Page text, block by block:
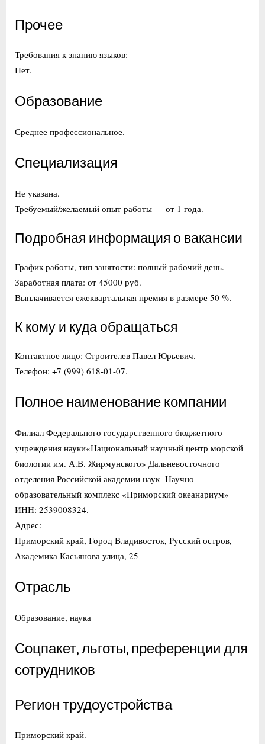
Прочее
Требования к знанию языков:
Нет.
Образование
Среднее профессиональное.
Специализация
Не указана.
Требуемый/желаемый опыт работы — от 1 года.
Подробная информация о вакансии
График работы, тип занятости: полный рабочий день.
Заработная плата: от 45000 руб.
Выплачивается ежеквартальная премия в размере 50 %.
К кому и куда обращаться
Контактное лицо: Строителев Павел Юрьевич.
Телефон: +7 (999) 618-01-07.
Полное наименование компании
Филиал Федерального государственного бюджетного
учреждения науки«Национальный научный центр морской
биологии им. А.В. Жирмунского» Дальневосточного
отделения Российской академии наук -Научно-
образовательный комплекс «Приморский океанариум»
ИНН: 2539008324.
Адрес:
Приморский край, Город Владивосток, Русский остров,
Академика Касьянова улица, 25
Отрасль
Образование, наука
Соцпакет, льготы, преференции для
сотрудников
Регион трудоустройства
Приморский край.